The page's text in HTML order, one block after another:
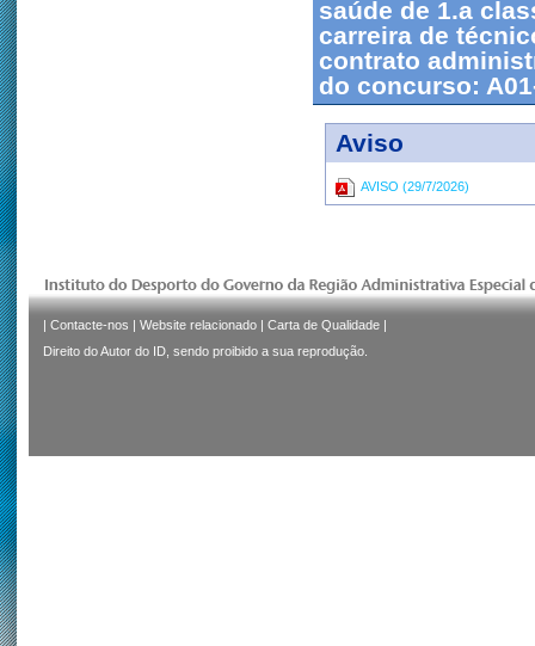
saúde de 1.a
carreira de
contrato
do concurso:
Aviso
AVISO (29/7/2026)
| Contacte-nos | Website relacionado | Carta de Qualidade |
Direito do Autor do ID, sendo proibido a sua reprodução.